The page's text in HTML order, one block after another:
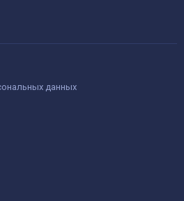
данных